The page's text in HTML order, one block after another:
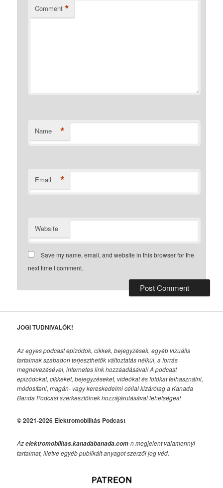
Comment *
Name *
Email *
Website
Save my name, email, and website in this browser for the
next time I comment.
JOGI TUDNIVALÓK!
Az egyes podcast epizódok, cikkek, bejegyzések, egyéb vizuális
tartalmak szabadon terjeszthetők változtatás nélkül, a forrás
megnevezésével, internetes link hozzáadásával!A podcast
epizódokat, cikkeket, bejegyzéseket, videókat és fotókat felhasználni,
módosítani, magán- vagy kereskedelmi céllal kizárólag a Kanada
Banda Podcast szerkesztőinek hozzájárulásával lehetséges!
© 2021-2026 Elektromobilitás Podcast
Azelektromobilitas.kanadabanada.com-n megjelent valamennyi
tartalmat, illetve egyéb publikált anyagot szerzői jog véd.